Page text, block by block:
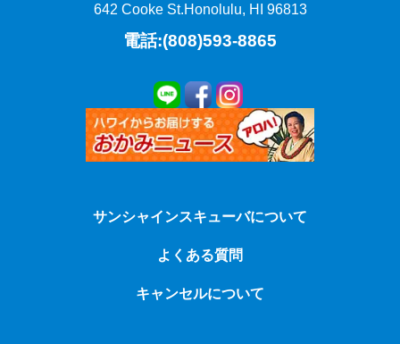
642 Cooke St.Honolulu, HI 96813
電話:(808)593-8865
サンシャインスキューバについて
よくある質問
キャンセルについて